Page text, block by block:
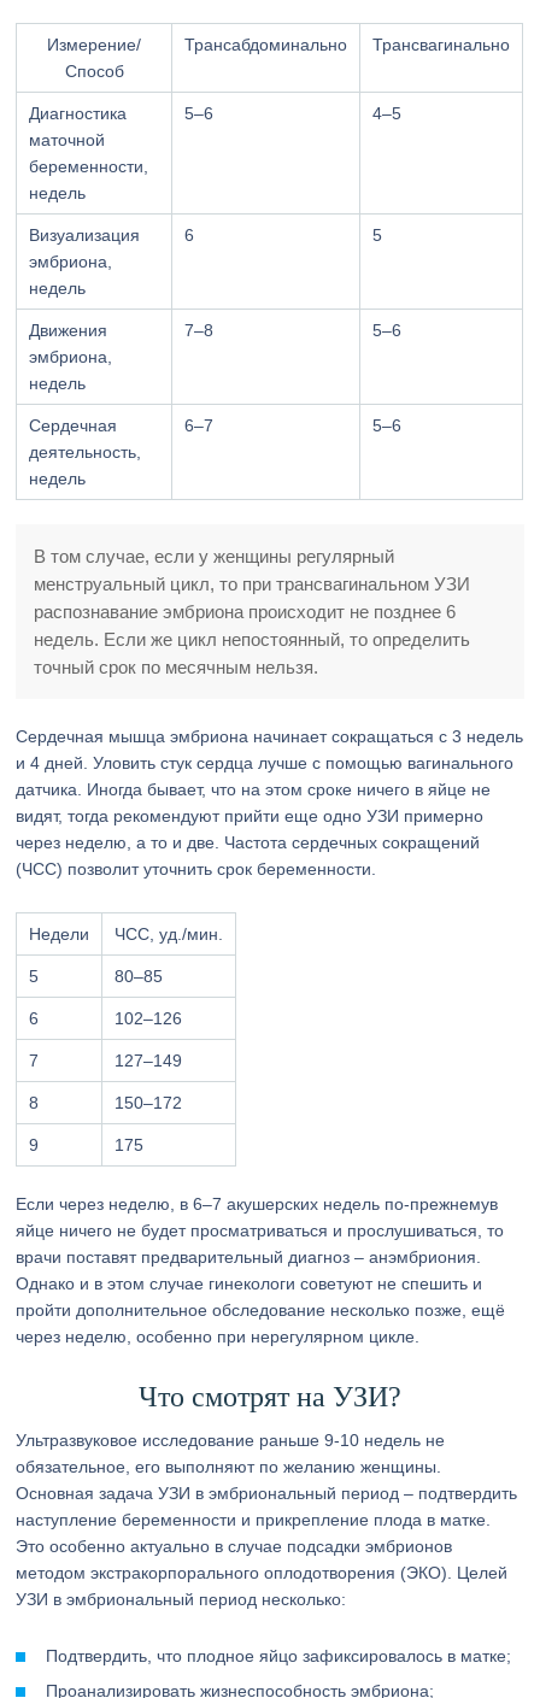
Измерение/
Способ
Трансабдоминально Трансвагинально
Диагностика
маточной
беременности,
недель
5–6 4–5
Визуализация
эмбриона,
недель
6 5
Движения
эмбриона,
недель
7–8 5–6
Сердечная
деятельность,
недель
6–7 5–6
В том случае, если у женщины регулярный
менструальный цикл, то при трансвагинальном УЗИ
распознавание эмбриона происходит не позднее 6
недель. Если же цикл непостоянный, то определить
точный срок по месячным нельзя.
Сердечная мышца эмбриона начинает сокращаться с 3 недель
и 4 дней. Уловить стук сердца лучше с помощью вагинального
датчика. Иногда бывает, что на этом сроке ничего в яйце не
видят, тогда рекомендуют прийти еще одно УЗИ примерно
через неделю, а то и две. Частота сердечных сокращений
(ЧСС) позволит уточнить срок беременности.
Недели ЧСС, уд./мин.
5 80–85
6 102–126
7 127–149
8 150–172
9 175
Если через неделю, в 6–7 акушерских недель по-прежнемув
яйце ничего не будет просматриваться и прослушиваться, то
врачи поставят предварительный диагноз – анэмбриония.
Однако и в этом случае гинекологи советуют не спешить и
пройти дополнительное обследование несколько позже, ещё
через неделю, особенно при нерегулярном цикле.
Что смотрят на УЗИ?
Ультразвуковое исследование раньше 9-10 недель не
обязательное, его выполняют по желанию женщины.
Основная задача УЗИ в эмбриональный период – подтвердить
наступление беременности и прикрепление плода в матке.
Это особенно актуально в случае подсадки эмбрионов
методом экстракорпорального оплодотворения (ЭКО). Целей
УЗИ в эмбриональный период несколько:
Подтвердить, что плодное яйцо зафиксировалось в матке;
Проанализировать жизнеспособность эмбриона;